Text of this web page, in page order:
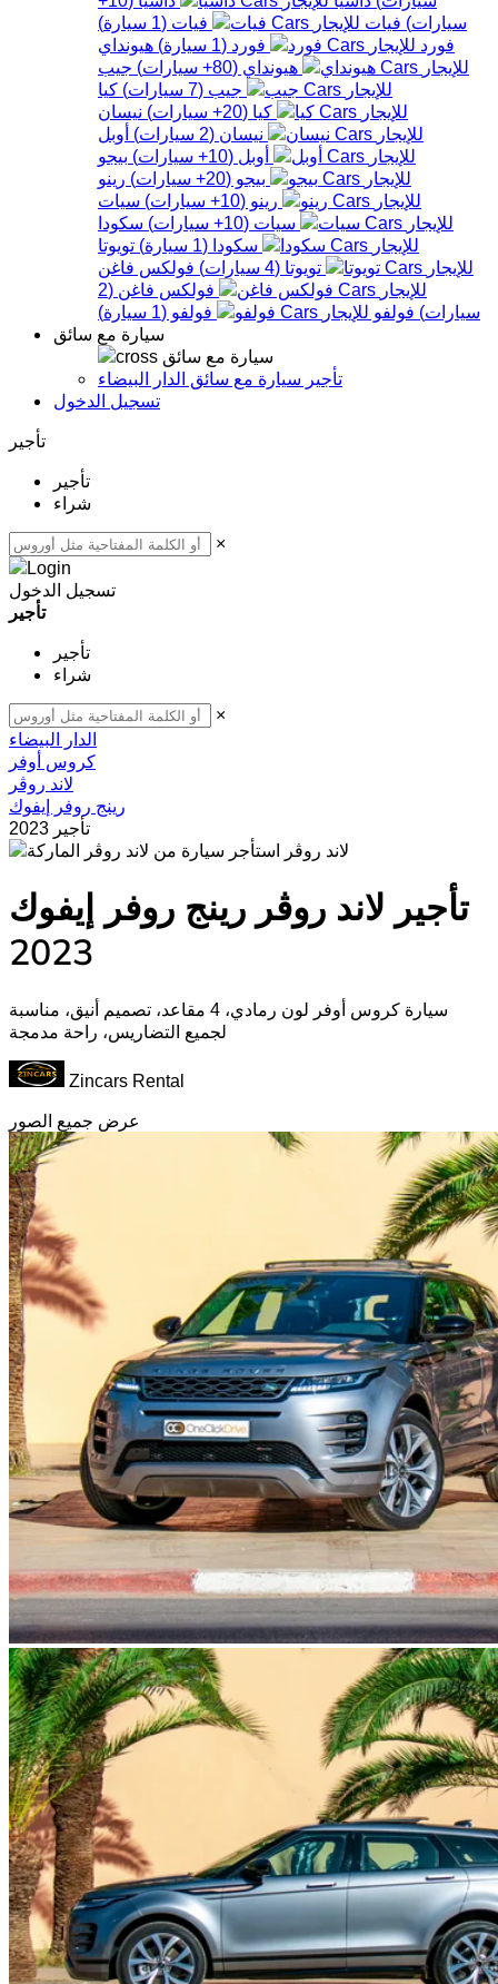
سيارات) فيات فيات (
1 سيارة)
فورد
فورد (
1 سيارة) هيونداي
هيونداي (
80+ سيارات) جيب
جيب (
7 سيارات) كيا
كيا (
20+ سيارات) نيسان
نيسان (
2 سيارات) أوبل
أوبل (
10+ سيارات) بيجو
بيجو (
20+ سيارات) رينو
رينو (
10+ سيارات) سيات
سيات (
10+ سيارات) سكودا
سكودا (
1 سيارة) تويوتا
تويوتا (
4 سيارات) فولكس فاغن
فولكس فاغن (
2
سيارات) فولفو فولفو (
1 سيارة)
سيارة مع سائق
سيارة مع سائق
تأجير سيارة مع سائق الدار البيضاء
تسجيل الدخول
تأجير
تأجير
شراء
×
تسجيل الدخول
تأجير
تأجير
شراء
×
الدار البيضاء
كروس أوفر
لاند روڤر
رينج روفر إيفوك
2023 تأجير
لاند روڤر
تأجير لاند روڤر رينج روفر إيفوك
2023
سيارة كروس أوفر لون رمادي، 4 مقاعد، تصميم أنيق، مناسبة
لجميع التضاريس، راحة مدمجة
Zincars Rental
عرض جميع الصور